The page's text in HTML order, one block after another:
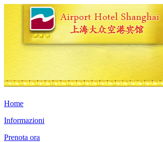
Home
Informazioni
Prenota ora